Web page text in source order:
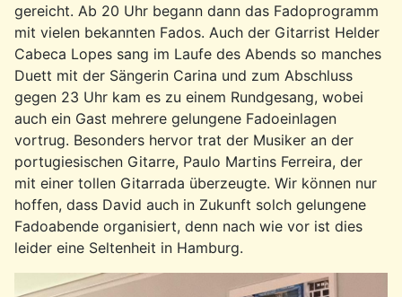
gereicht. Ab 20 Uhr begann dann das Fadoprogramm
mit vielen bekannten Fados. Auch der Gitarrist Helder
Cabeca Lopes sang im Laufe des Abends so manches
Duett mit der Sängerin Carina und zum Abschluss
gegen 23 Uhr kam es zu einem Rundgesang, wobei
auch ein Gast mehrere gelungene Fadoeinlagen
vortrug. Besonders hervor trat der Musiker an der
portugiesischen Gitarre, Paulo Martins Ferreira, der
mit einer tollen Gitarrada überzeugte. Wir können nur
hoffen, dass David auch in Zukunft solch gelungene
Fadoabende organisiert, denn nach wie vor ist dies
leider eine Seltenheit in Hamburg.